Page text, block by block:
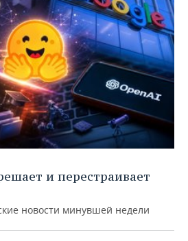
и перестраивает
новости минувшей недели